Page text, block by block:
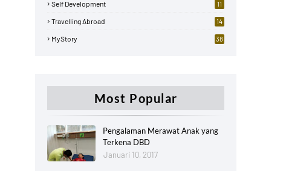
Self Development 11
Travelling Abroad 14
MyStory 38
Most Popular
Pengalaman Merawat Anak yang
Terkena DBD
Januari 10, 2017